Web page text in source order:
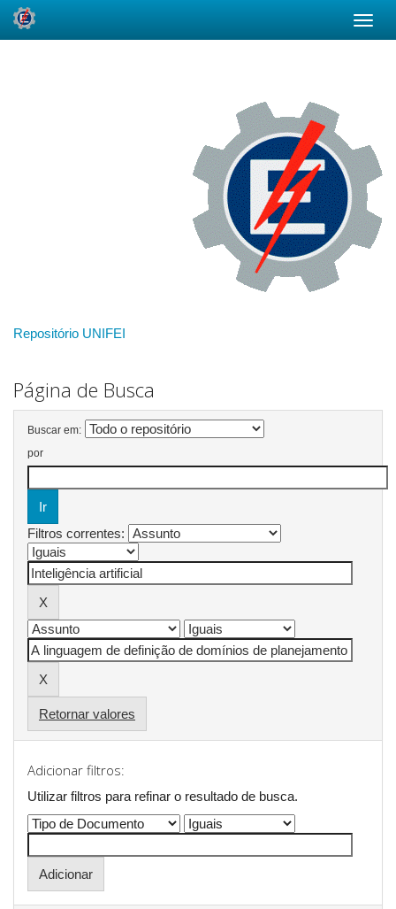
Repositório UNIFEI
Página de Busca
Buscar em:
por
Filtros correntes:
Retornar valores
Adicionar filtros:
Utilizar filtros para refinar o resultado de busca.